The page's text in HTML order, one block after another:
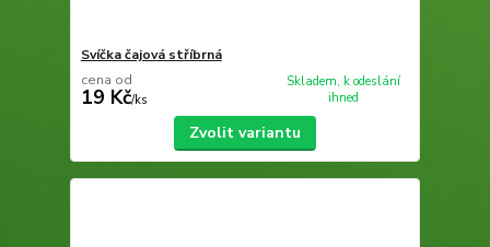
Svíčka čajová stříbrná
cena od
19 Kč/ks
Skladem, k odeslání
ihned
Zvolit variantu